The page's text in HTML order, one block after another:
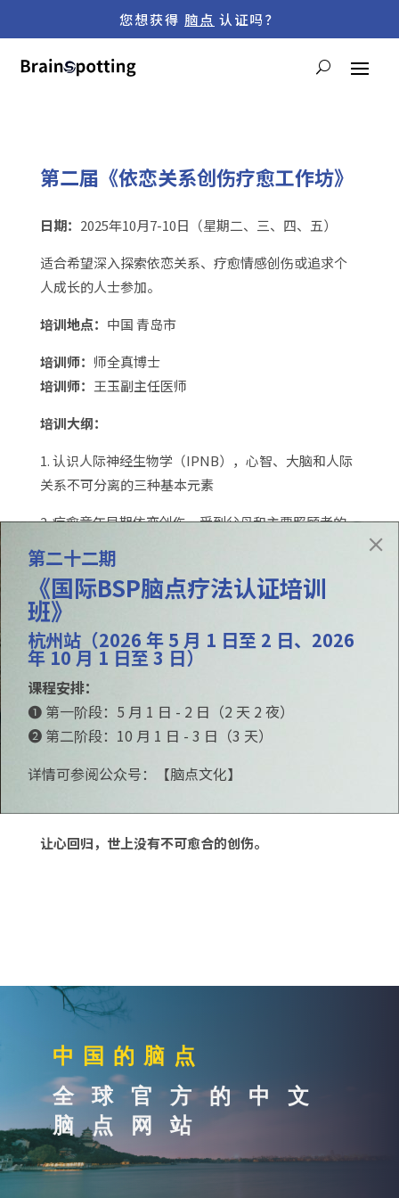
您想获得 脑点 认证吗？
第二届《依恋关系创伤疗愈工作坊》
日期： 2025年10月7-10日（星期二、三、四、五）
适合希望深入探索依恋关系、疗愈情感创伤或追求个
人成长的人士参加。
培训地点： 中国 青岛市
培训师： 师全真博士
培训师： 王玉副主任医师
培训大纲：
1. 认识人际神经生物学（IPNB），心智、大脑和人际
关系不可分离的三种基本元素
2. 疗愈童年早期依恋创伤，受到父母和主要照顾者的
伤害、情感忽视，不良养育等
3. 疗愈人生早期经历所形成的元认知
4.探索心流状态
练习达到这种状态
5.重建各种人生重要的关系和促进个人
《依恋关系创伤疗愈工作坊》
是师全真博士在创伤疗
愈领域的深入研究，标志着创伤疗愈工作已达到新深
度。
让心回归，世上没有不可愈合的创伤。
中国的脑点
全球官方的中文
脑点网站
第二十二期
《国际BSP脑点疗法认证培训
班》
杭州站（2026 年 5 月 1 日至 2 日、2026
年 10 月 1 日至 3 日）
课程安排：
❶ 第一阶段：5 月 1 日 - 2 日（2 天 2 夜）
❷ 第二阶段：10 月 1 日 - 3 日（3 天）
详情可参阅公众号：【脑点文化】